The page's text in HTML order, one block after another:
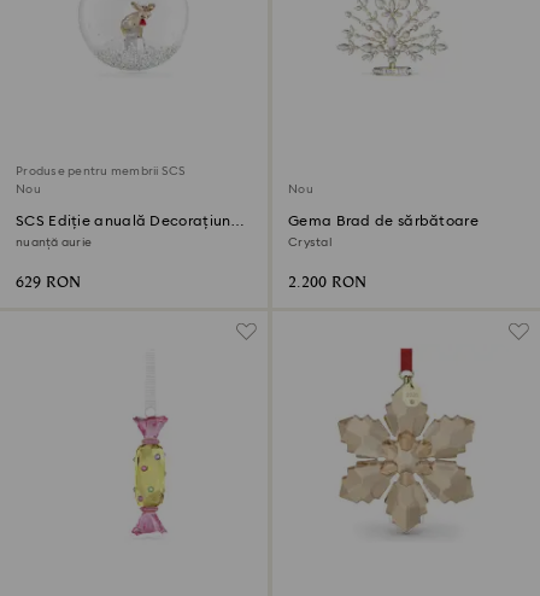
Produse pentru membrii SCS
Nou
SCS Ediție anuală Decorațiune
glob 2026
nuanță aurie
629 RON
Nou
Gema Brad de sărbătoare
Crystal
2.200 RON